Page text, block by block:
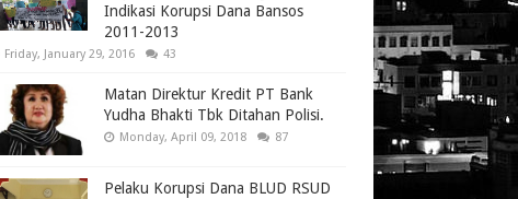
Indikasi Korupsi Dana Bansos
2011-2013
Friday, January 29, 2016 43
Matan Direktur Kredit PT Bank
Yudha Bhakti Tbk Ditahan Polisi.
Monday, April 09, 2018 87
Pelaku Korupsi Dana BLUD RSUD